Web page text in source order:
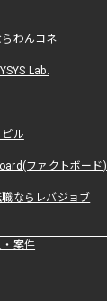
わんコネ
Lab.
ル
ファクトボード)
ならレバジョブ
案件